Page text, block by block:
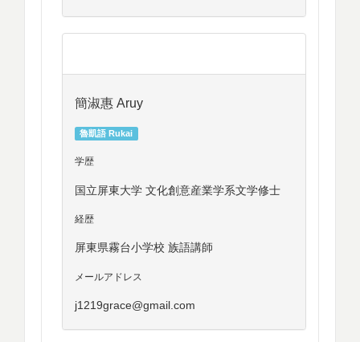
簡淑惠 Aruy
魯凱語 Rukai
学歴
国立屏東大学 文化創意産業学系文学修士
経歴
屏東県霧台小学校 族語講師
メールアドレス
j1219grace@gmail.com